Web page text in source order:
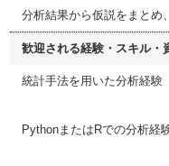
分析結果から仮説をまとめ
歓迎される経験・スキル・
統計手法を用いた分析経験
PythonまたはRでの分析経